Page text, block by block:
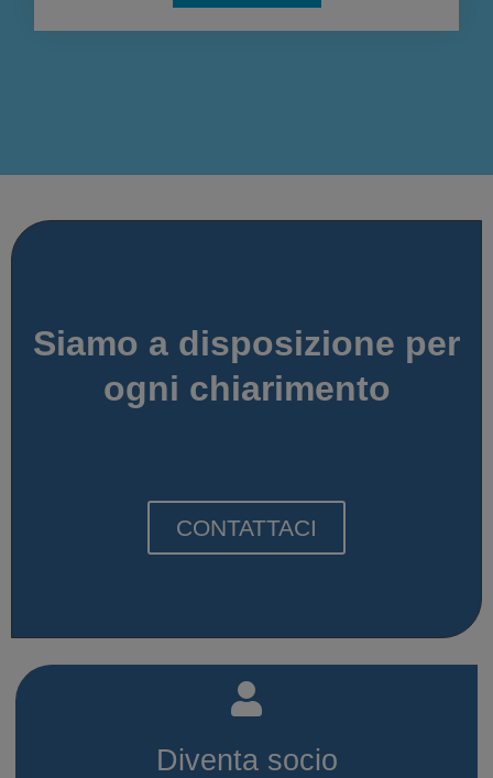
Siamo a disposizione per
ogni chiarimento
CONTATTACI
Diventa socio